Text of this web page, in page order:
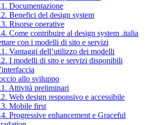
Documentazione
Benefici del design system
Risorse operative
Come contribuire al design system .italia
con i modelli di sito e servizi
Vantaggi dell’utilizzo dei modelli
I modelli di sito e servizi disponibili
allo sviluppo
Attività preliminari
Web design responsivo e accessibile
Mobile first
Progressive enhancement e Graceful